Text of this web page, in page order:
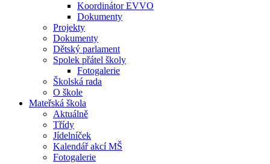
Koordinátor EVVO
Dokumenty
Projekty
Dokumenty
Dětský parlament
Spolek přátel školy
Fotogalerie
Školská rada
O škole
Mateřská škola
Aktuálně
Třídy
Jídelníček
Kalendář akcí MŠ
Fotogalerie